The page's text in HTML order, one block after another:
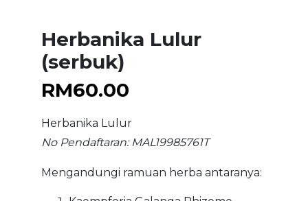
Herbanika Lulur
(serbuk)
RM60.00
Herbanika Lulur
No Pendaftaran: MAL19985761T
Mengandungi ramuan herba antaranya: